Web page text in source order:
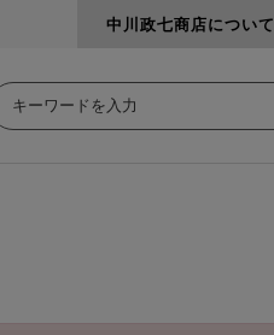
中川政七商店について